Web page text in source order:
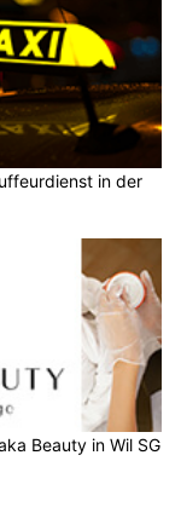
in der
Beauty in Wil SG